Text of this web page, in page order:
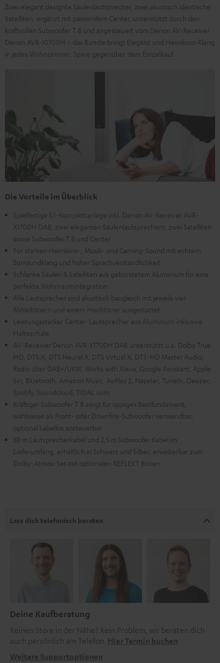
Zwei elegant designte Säulenlautsprecher, zwei akustisch identische
Satelliten, ergänzt mit passendem Center, unterstützt durch den
kraftvollen Subwoofer T 8 und angesteuert vom Denon AV-Receiver
Denon AVR-X1700H – das Bundle bringt Eleganz und Heimkino-Klang
in jedes Wohnzimmer. Spare gegenüber dem Einzelkauf.
Die Vorteile im Überblick
Spielfertige 5.1-Komplettanlage inkl. Denon AV-Receiver AVR-
X1700H DAB, zwei eleganten Säulenlautsprechern, zwei Satelliten
sowie Subwoofer T 8 und Center
Für starken Heimkino-, Musik- und Gaming-Sound mit echtem
Surroundklang und hoher Sprachverständlichkeit
Schlanke Säulen & Satelliten aus gebürstetem Aluminium für eine
perfekte Wohnraumintegration
Alle Lautsprecher sind akustisch baugleich mit jeweils vier
Mitteltönern und einem Hochtöner ausgestattet
Leistungsstarker Center-Lautsprecher aus Aluminium inklusive
Halteschale
AV-Receiver Denon AVR-X1700H DAB unterstützt u.a. Dolby True
HD, DTS:X, DTS Neural:X, DTS Virtual:X, DTS-HD Master Audio,
Radio über DAB+/UKW, Works with Alexa, Google Assistant, Apple
Siri, Bluetooth, Amazon Music, AirPlay 2, Napster, TuneIn, Deezer,
Spotify, Soundcloud, TIDAL uvm.
Kräftiger Subwoofer T 8 sorgt für üppiges Bassfundament,
wahlweise als Front- oder Downfire-Subwoofer verwendbar,
optional kabellos ansteuerbar
30 m Lautsprecherkabel und 2,5 m Subwoofer Kabel im
Lieferumfang, erhältlich in Schwarz und Silber, erweiterbar zum
Dolby-Atmos-Set mit optionalen REFLEKT Boxen
Lass dich telefonisch beraten
Deine Kaufberatung
Keinen Store in der Nähe? Kein Problem, wir beraten dich
auch persönlich am Telefon. Hier Termin buchen
Weitere Supportoptionen